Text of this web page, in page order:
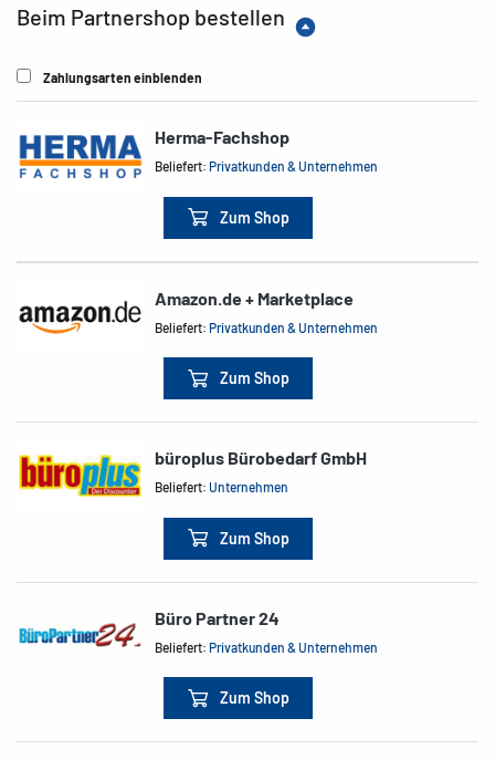
Beim Partnershop bestellen
Zahlungsarten einblenden
Herma-Fachshop
Beliefert:Privatkunden & Unternehmen
Zum Shop
Amazon.de + Marketplace
Beliefert:Privatkunden & Unternehmen
Zum Shop
büroplus Bürobedarf GmbH
Beliefert:Unternehmen
Zum Shop
Büro Partner 24
Beliefert:Privatkunden & Unternehmen
Zum Shop